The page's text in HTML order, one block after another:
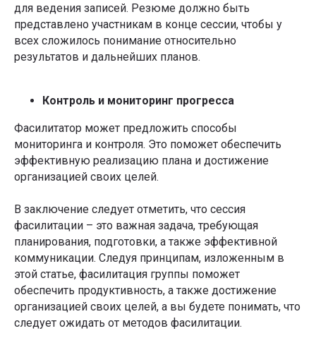
для ведения записей. Резюме должно быть
представлено участникам в конце сессии, чтобы у
всех сложилось понимание относительно
результатов и дальнейших планов.
Контроль и мониторинг прогресса
Фасилитатор может предложить способы
мониторинга и контроля. Это поможет обеспечить
эффективную реализацию плана и достижение
организацией своих целей.
В заключение следует отметить, что сессия
фасилитации – это важная задача, требующая
планирования, подготовки, а также эффективной
коммуникации. Следуя принципам, изложенным в
этой статье, фасилитация группы поможет
обеспечить продуктивность, а также достижение
организацией своих целей, а вы будете понимать, что
следует ожидать от методов фасилитации.